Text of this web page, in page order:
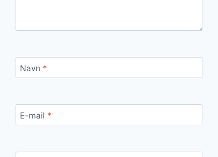
Navn *
E-mail *